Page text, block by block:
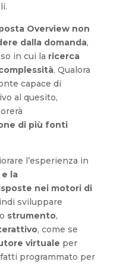
Overview non
dalla domanda,
in cui la ricerca
. Qualora
capace di
al quesito,
di più fonti
l’esperienza in
la
nei motori di
sviluppare
strumento,
, come se
virtuale per
programmato per